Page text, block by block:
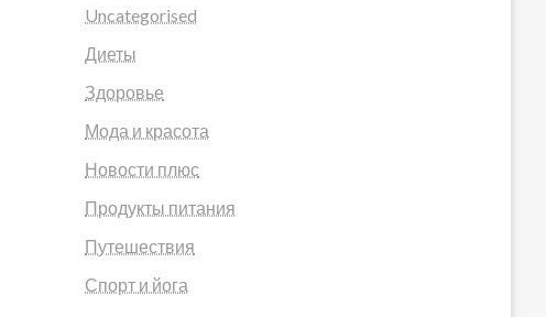
Uncategorised
Диеты
Здоровье
Мода и красота
Новости плюс
Продукты питания
Путешествия
Спорт и йога